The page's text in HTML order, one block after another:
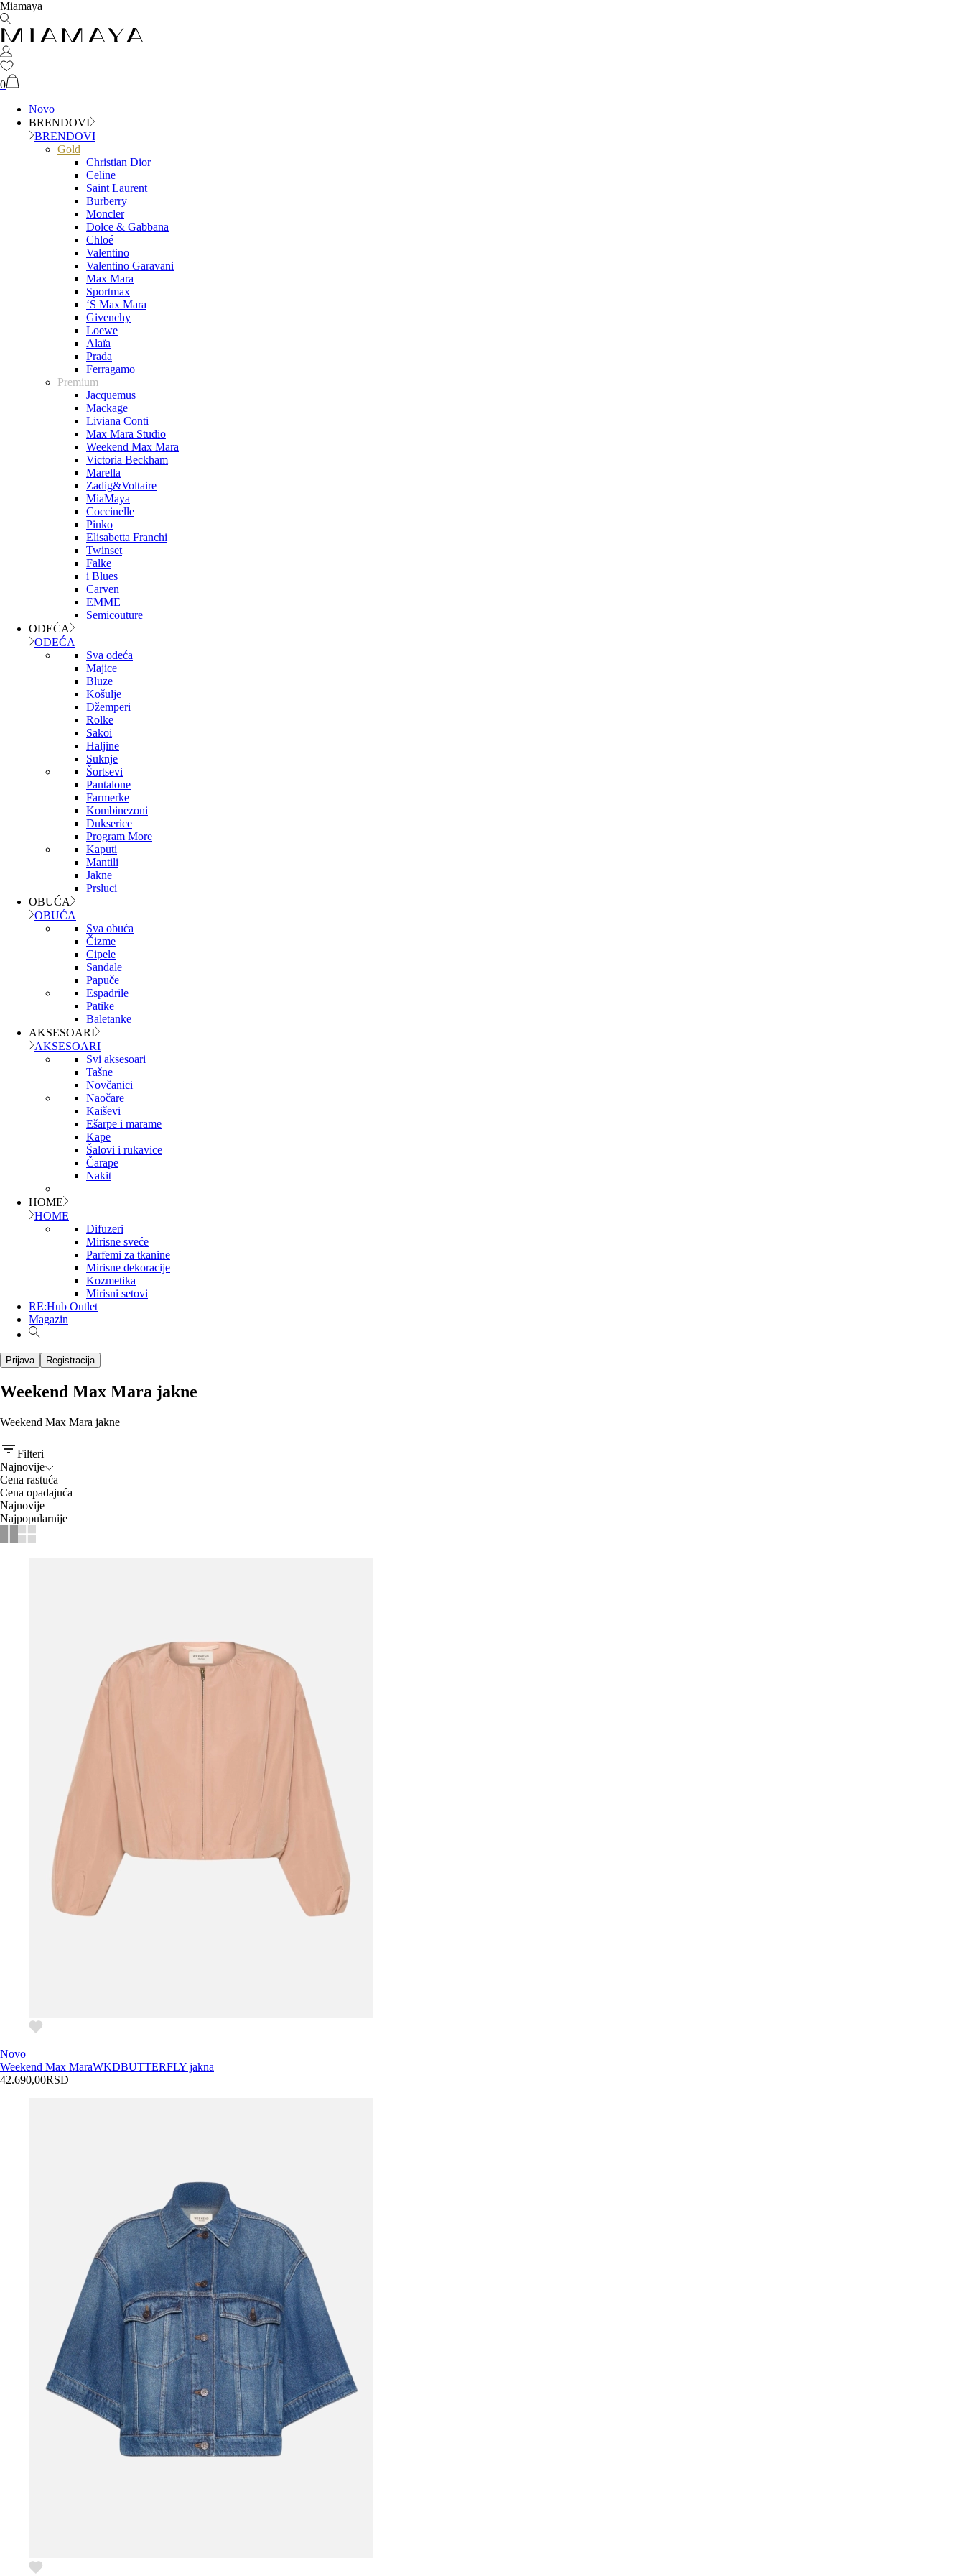
Miamaya
0
Novo
BRENDOVI
BRENDOVI
Gold
Christian Dior
Celine
Saint Laurent
Burberry
Moncler
Dolce & Gabbana
Chloé
Valentino
Valentino Garavani
Max Mara
Sportmax
‘S Max Mara
Givenchy
Loewe
Alaïa
Prada
Ferragamo
Premium
Jacquemus
Mackage
Liviana Conti
Max Mara Studio
Weekend Max Mara
Victoria Beckham
Marella
Zadig&Voltaire
MiaMaya
Coccinelle
Pinko
Elisabetta Franchi
Twinset
Falke
i Blues
Carven
EMME
Semicouture
ODEĆA
ODEĆA
Sva odeća
Majice
Bluze
Košulje
Džemperi
Rolke
Sakoi
Haljine
Suknje
Šortsevi
Pantalone
Farmerke
Kombinezoni
Dukserice
Program More
Kaputi
Mantili
Jakne
Prsluci
OBUĆA
OBUĆA
Sva obuća
Čizme
Cipele
Sandale
Papuče
Espadrile
Patike
Baletanke
AKSESOARI
AKSESOARI
Svi aksesoari
Tašne
Novčanici
Naočare
Kaiševi
Ešarpe i marame
Kape
Šalovi i rukavice
Čarape
Nakit
HOME
HOME
Difuzeri
Mirisne sveće
Parfemi za tkanine
Mirisne dekoracije
Kozmetika
Mirisni setovi
RE:Hub Outlet
Magazin
Prijava Registracija
Weekend Max Mara jakne
Weekend Max Mara jakne
Filteri
Najnovije
Cena rastuća
Cena opadajuća
Najnovije
Najpopularnije
Novo
Weekend Max MaraWKDBUTTERFLY jakna
42.690,00RSD